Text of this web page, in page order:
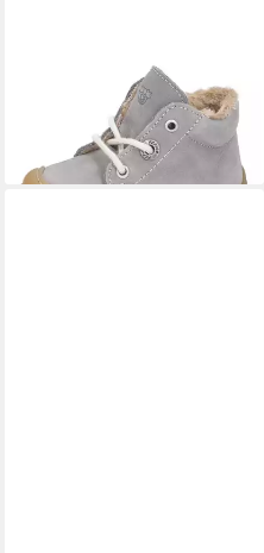
lieferbar - in 3-4 Werktagen bei dir